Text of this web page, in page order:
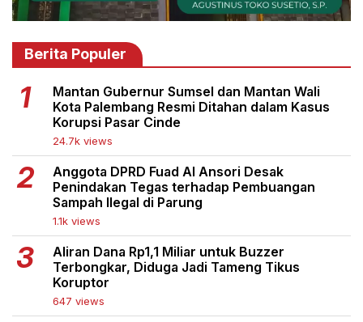
Berita Populer
Mantan Gubernur Sumsel dan Mantan Wali
Kota Palembang Resmi Ditahan dalam Kasus
Korupsi Pasar Cinde
24.7k views
Anggota DPRD Fuad Al Ansori Desak
Penindakan Tegas terhadap Pembuangan
Sampah Ilegal di Parung
1.1k views
Aliran Dana Rp1,1 Miliar untuk Buzzer
Terbongkar, Diduga Jadi Tameng Tikus
Koruptor
647 views